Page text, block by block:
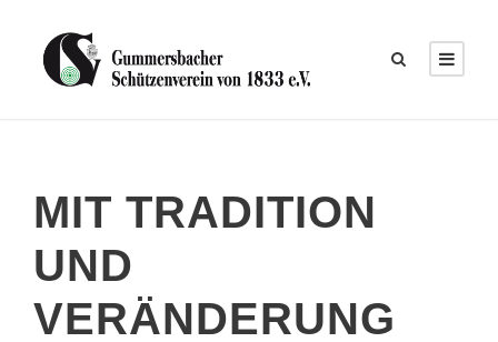
MIT TRADITION
UND
VERÄNDERUNG